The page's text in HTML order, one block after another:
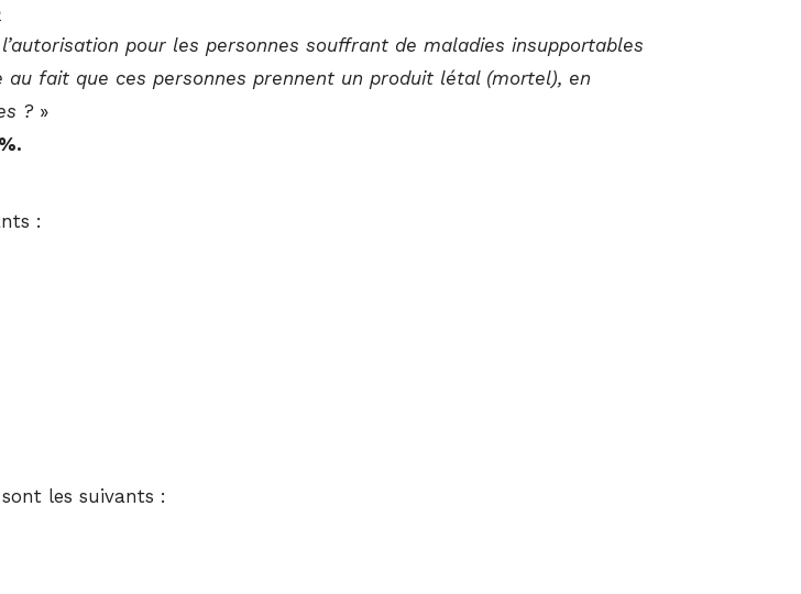
pour les personnes souffrant de maladies insupportables
fait que ces personnes prennent un produit létal (mortel), en
? »
:
les suivants :